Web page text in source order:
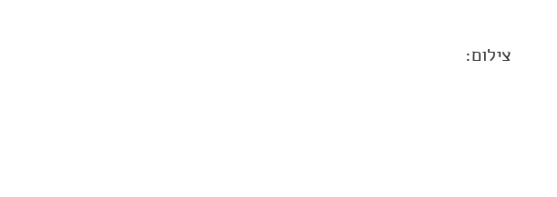
צילום: